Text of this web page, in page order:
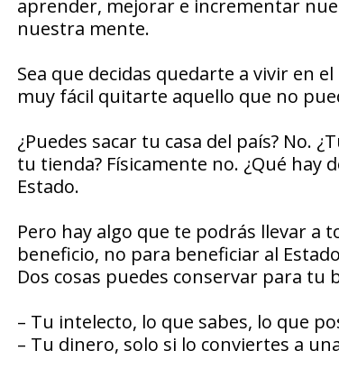
aprender, mejorar e incrementar
nuestra mente.
Sea que decidas quedarte a vivir en
muy fácil quitarte aquello que no
¿Puedes sacar tu casa del país? No.
tu tienda? Físicamente no. ¿Qué hay
Estado.
Pero hay algo que te podrás llevar a
beneficio, no para beneficiar al
Dos cosas puedes conservar para tu
– Tu intelecto, lo que sabes, lo que
– Tu dinero, solo si lo conviertes a